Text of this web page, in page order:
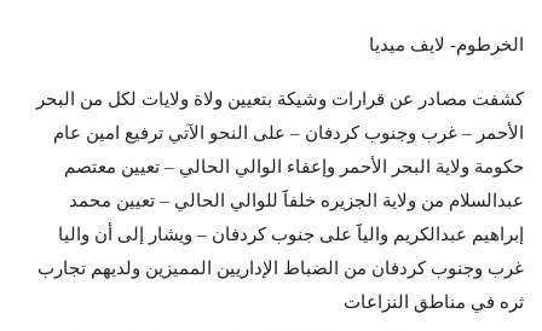
الخرطوم- لايف ميديا
كشفت مصادر عن قرارات وشيكة بتعيين ولاة ولايات لكل من البحر
الأحمر – غرب وجنوب كردفان – على النحو الآتي ترفيع امين عام
حكومة ولاية البحر الأحمر وإعفاء الوالي الحالي – تعيين معتصم
عبدالسلام من ولاية الجزيره خلفاََ للوالي الحالي – تعيين محمد
إبراهيم عبدالكريم والياََ على جنوب كردفان – ويشار إلى أن واليا
غرب وجنوب كردفان من الضباط الإداريين المميزين ولديهم تجارب
ثره في مناطق النزاعات